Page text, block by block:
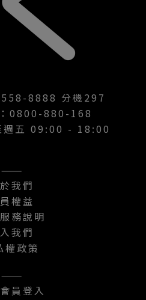
8888 分機297
0800-880-168
週五 09:00 - 18:00
———
我們
權益
務說明
我們
權政策
———
員登入